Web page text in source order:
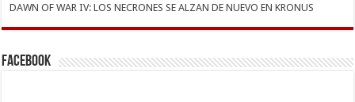
DAWN OF WAR IV: LOS NECRONES SE ALZAN DE NUEVO EN KRONUS
Facebook